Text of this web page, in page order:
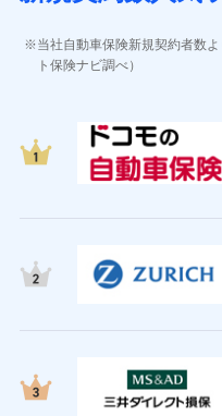
ソニー損害保険株式会
(https://
ＳＯＭＰＯダイレクト
(https://www.sompo-
チューリッヒ保険会社
(https://
(https://
ins.com/)
三井ダイレクト損害保
当社自動車保険新規契約者数
ト保険ナビ調べ）